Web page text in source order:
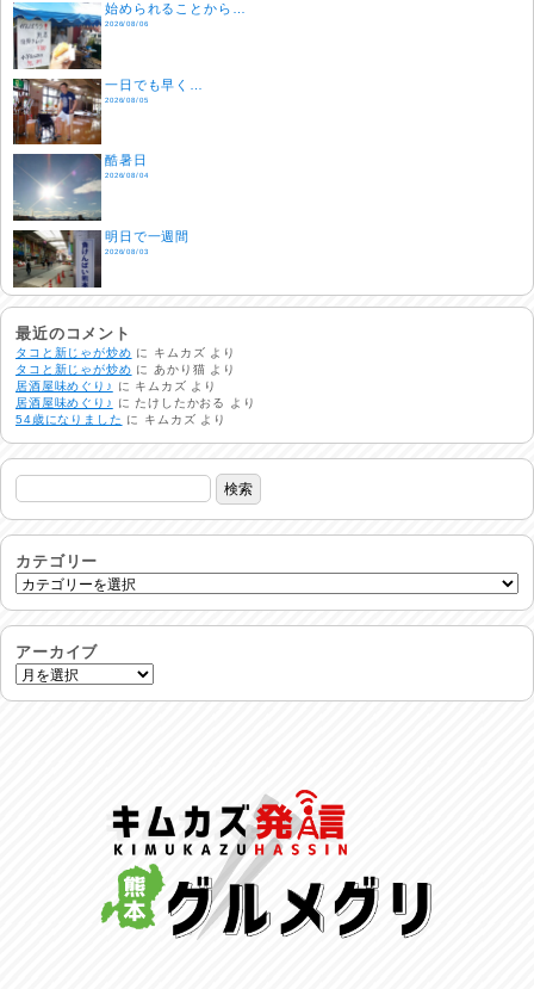
始められることから…
2026/08/06
一日でも早く…
2026/08/05
酷暑日
2026/08/04
明日で一週間
2026/08/03
熱中症注意
2026/08/02
非常時には…
2026/08/01
生活支援情報
2026/07/31
24時間体制
命を守る行動を…
呑めや喋れや！
2026/07/26
リスナーの集い！
最近のコメント
タコと新じゃが炒め に キムカズ より
タコと新じゃが炒め に あかり猫 より
居酒屋味めぐり♪
に キムカズ より
居酒屋味めぐり♪
にたけしたかおる
より
54歳になりました に キムカズ より
カテゴリー
アーカイブ